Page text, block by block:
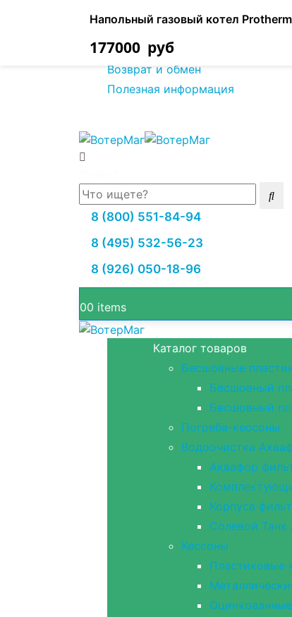
Доставка товара
Возврат и обмен
Полезная информация
8 (800) 551-84-94
8 (495) 532-56-23
8 (926) 050-18-96
00 items
Каталог товаров
Бесшовные
Бесшовный
Бесшовный
Погреба-кессоны
Водоочистка
Аквафор
Корпуса
Солевой Танк
Кессоны
Пластиковые
Напольный газовый котел
177000 руб